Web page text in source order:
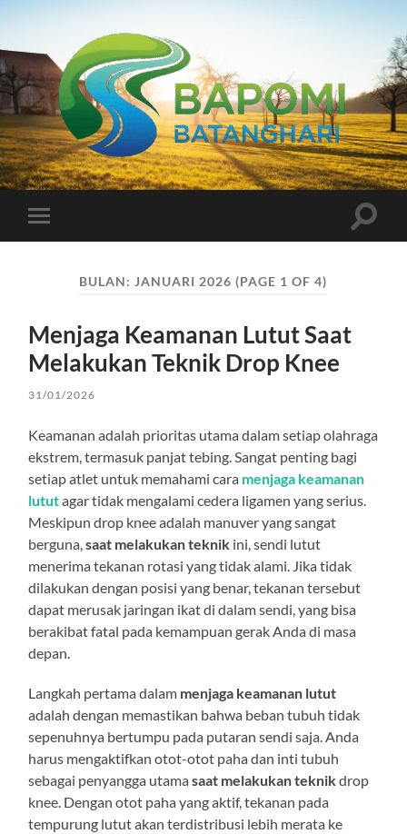
Bapomi
Batanghari
Toggle
mobile
Toggle
BULAN: JANUARI 2026 (PAGE 1 OF 4)
Menjaga Keamanan Lutut Saat
Melakukan Teknik Drop Knee
31/01/2026
Keamanan adalah prioritas utama dalam setiap olahraga
ekstrem, termasuk panjat tebing. Sangat penting bagi
setiap atlet untuk memahami cara menjaga keamanan
lututagar tidak mengalami cedera ligamen yang serius.
Meskipun drop knee adalah manuver yang sangat
berguna,saat melakukan teknik ini, sendi lutut
menerima tekanan rotasi yang tidak alami. Jika tidak
dilakukan dengan posisi yang benar, tekanan tersebut
dapat merusak jaringan ikat di dalam sendi, yang bisa
berakibat fatal pada kemampuan gerak Anda di masa
depan.
Langkah pertama dalam menjaga keamanan lutut
adalah dengan memastikan bahwa beban tubuh tidak
sepenuhnya bertumpu pada putaran sendi saja. Anda
harus mengaktifkan otot-otot paha dan inti tubuh
sebagai penyangga utamasaat melakukan teknikdrop
knee. Dengan otot paha yang aktif, tekanan pada
tempurung lutut akan terdistribusi lebih merata ke